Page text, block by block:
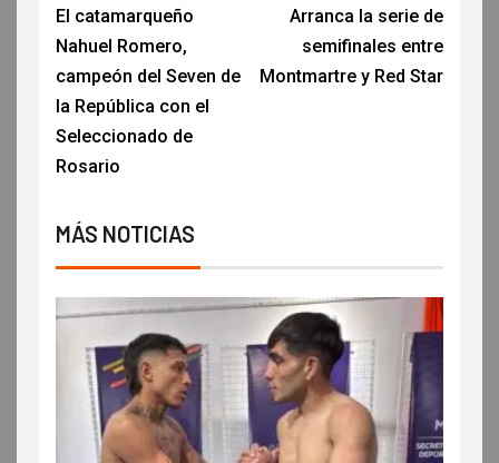
El catamarqueño
Nahuel Romero,
campeón del Seven de
la República con el
Seleccionado de
Rosario
Arranca la serie de
semifinales entre
Montmartre y Red Star
MÁS NOTICIAS